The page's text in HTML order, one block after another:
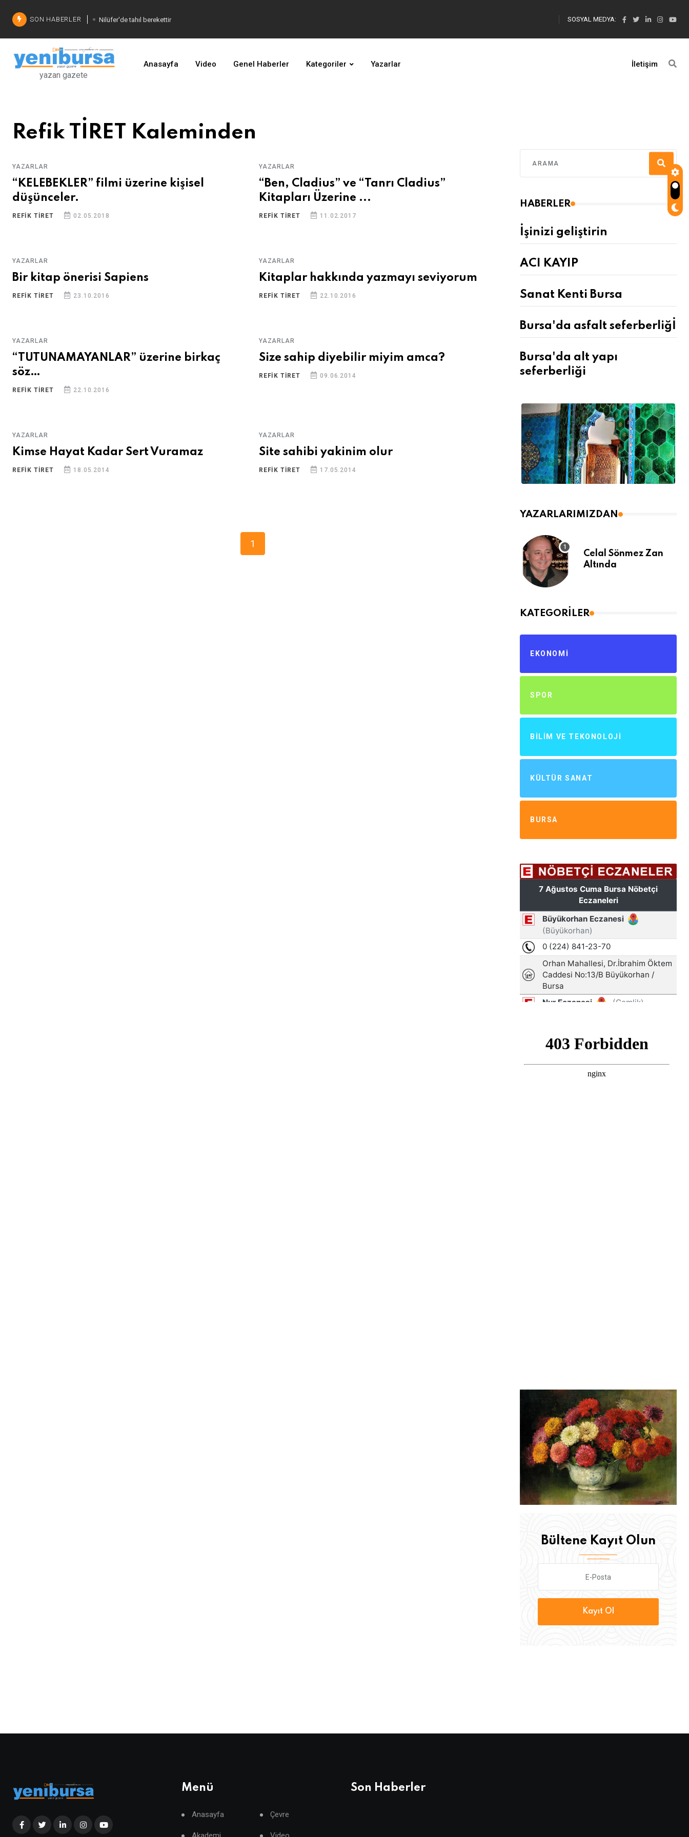
SON HABERLER Nilüfer'de tahıl berekettir
Şadi Özdemir'den çözüm
İşinizi geliştirin
SOSYAL MEDYA:
yazan gazete
Anasayfa Video Genel Haberler Kategoriler Yazarlar İletişim
Refik TİRET Kaleminden
YAZARLAR
“KELEBEKLER” filmi üzerine kişisel
düşünceler.
REFIK TİRET 02.05.2018
YAZARLAR
“Ben, Cladius” ve “Tanrı Cladius”
Kitapları Üzerine ...
REFIK TİRET 11.02.2017
YAZARLAR
Bir kitap önerisi Sapiens
REFIK TİRET 23.10.2016
YAZARLAR
Kitaplar hakkında yazmayı seviyorum
REFIK TİRET 22.10.2016
YAZARLAR
“TUTUNAMAYANLAR” üzerine birkaç
söz…
REFIK TİRET 22.10.2016
YAZARLAR
Size sahip diyebilir miyim amca?
REFIK TİRET 09.06.2014
YAZARLAR
Kimse Hayat Kadar Sert Vuramaz
REFIK TİRET 18.05.2014
YAZARLAR
Site sahibi yakinim olur
REFIK TİRET 17.05.2014
1
HABERLER
İşinizi geliştirin
ACI KAYIP
Sanat Kenti Bursa
Bursa'da asfalt seferberliğİ
Bursa'da alt yapı
seferberliği
YAZARLARIMIZDAN
Celal Sönmez Zan
Altında
KATEGORILER
EKONOMI
SPOR
BILIM VE TEKONOLOJI
KÜLTÜR SANAT
BURSA
Bültene Kayıt Olun
Kayıt Ol
Menü
Anasayfa Çevre
Son Haberler